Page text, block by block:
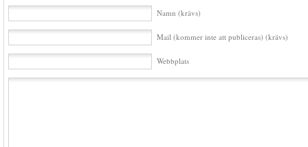
Namn (krävs)
Mail (kommer inte att publiceras) (krävs)
Webbplats